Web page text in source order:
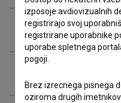
Ekipa
izposoje avdiovizualnih
registrirajo svoj
registrirane uporabnike
uporabe spletnega
pogoji.
Brez izrecnega pisnega
oziroma drugih